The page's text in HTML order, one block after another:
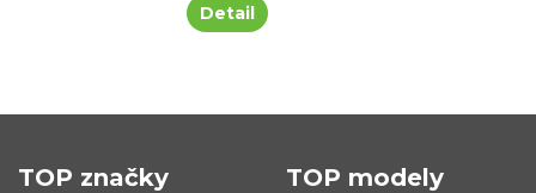
Detail
TOP značky TOP modely